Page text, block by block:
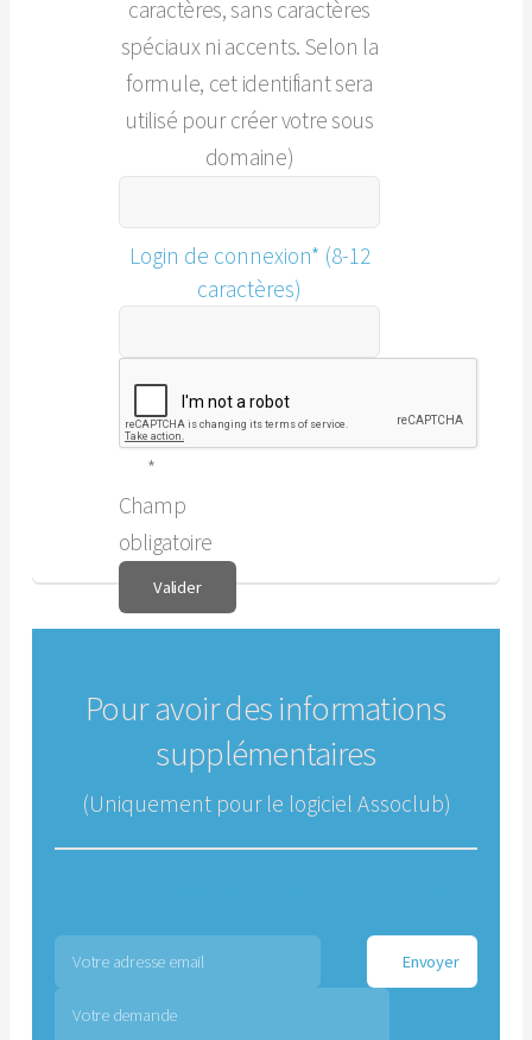
caractères, sans caractères
spéciaux ni accents. Selon la
formule, cet identifiant sera
utilisé pour créer votre sous
domaine)
Login de connexion* (8-12
caractères)
*
Champ
obligatoire
Pour avoir des informations
supplémentaires
(Uniquement pour le logiciel Assoclub)